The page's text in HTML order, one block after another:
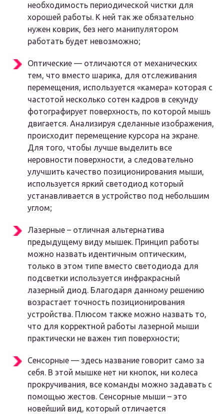
необходимость периодической чистки для
хорошей работы. К ней так же обязательно
нужен коврик, без него манипулятором
работать будет невозможно;
Оптические — отличаются от механических
тем, что вместо шарика, для отслеживания
перемещения, используется «камера» которая с
частотой несколько сотен кадров в секунду
фотографирует поверхность, по которой мышь
двигается. Анализируя сделанные изображения,
происходит перемещение курсора на экране.
Для того, чтобы лучше выделить все
неровности поверхности, а следовательно
улучшить качество позиционирования мыши,
используется яркий светодиод который
устанавливается в устройство под небольшим
углом;
Лазерные – отличная альтернатива
предыдущему виду мышек. Принцип работы
можно назвать идентичным оптическим,
только в этом типе вместо светодиода для
подсветки используется инфракрасный
лазерный диод. Благодаря данному решению
возрастает точность позиционирования
устройства. Плюсом также можно назвать то,
что для корректной работы лазерной мыши
практически не важен тип поверхности;
Сенсорные — здесь название говорит само за
себя. В этой мышке нет ни кнопок, ни колеса
прокручивания, все команды можно задавать с
помощью жестов. Сенсорные мыши – это
новейший вид, который отличается